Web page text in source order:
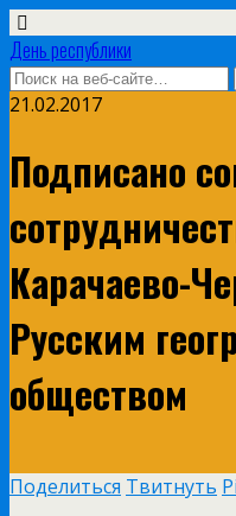
День республики
21.02.2017
Подписано
Карачаево-
Русским
обществом
Поделиться Твитнуть